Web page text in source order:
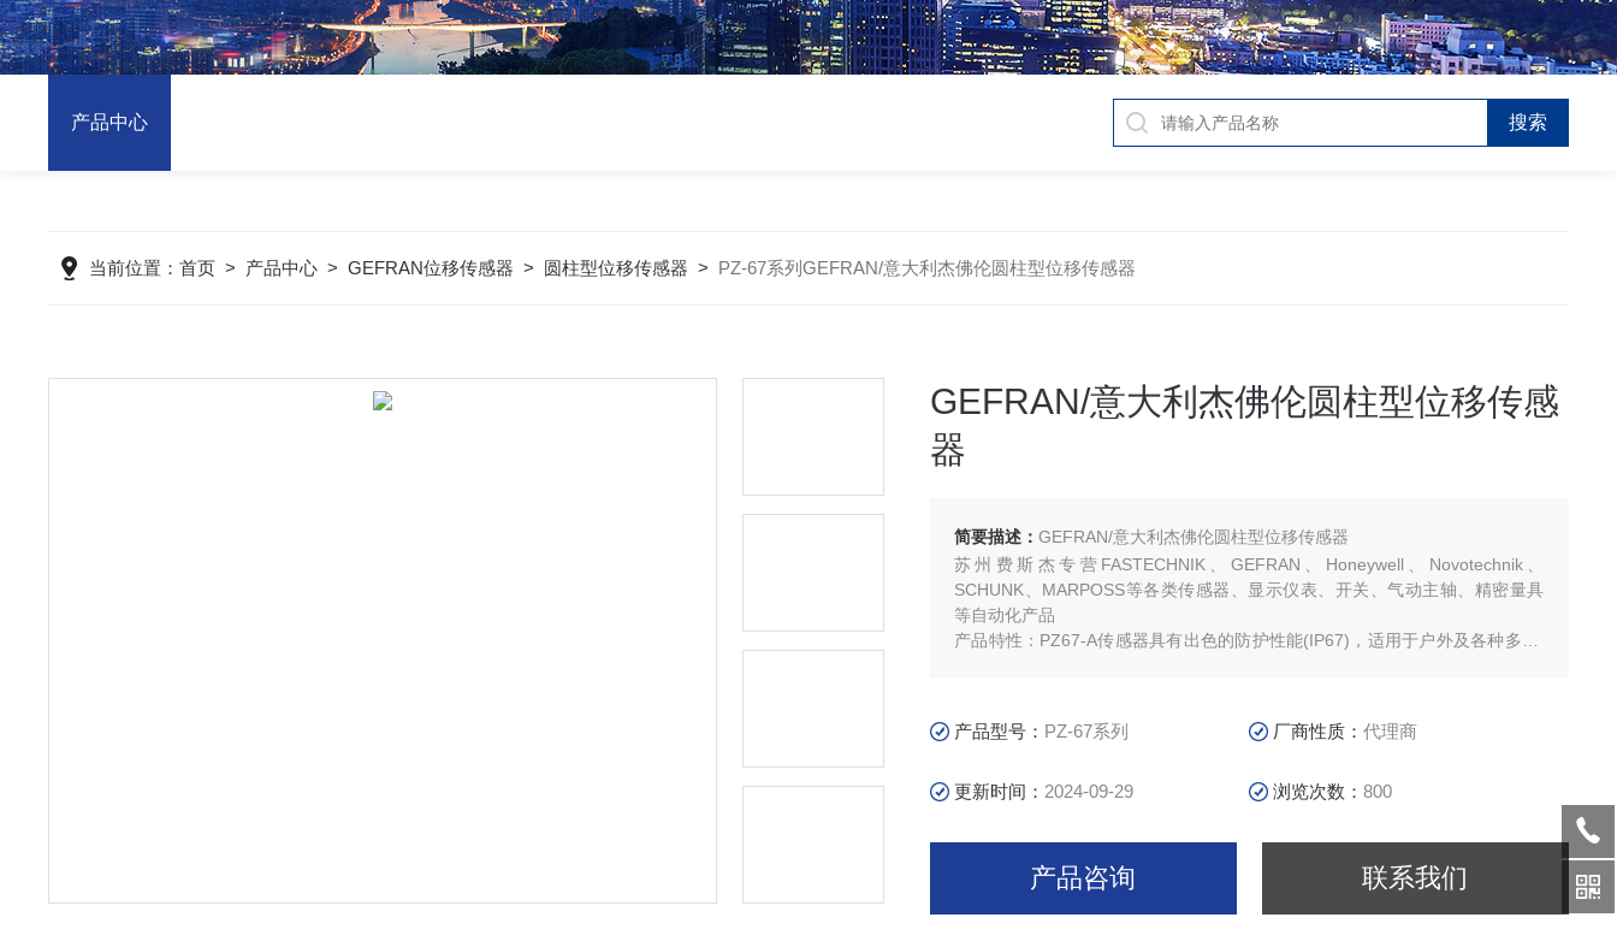
产品中心
当前位置：首页 > 产品中心 >GEFRAN位移传感器 > 圆柱型位移传感器 > PZ-67系列GEFRAN/意大利杰佛伦圆柱型位移传感器
GEFRAN/意大利杰佛伦圆柱型位移传感
器
简要描述：GEFRAN/意大利杰佛伦圆柱型位移传感器
苏州费斯杰专营FASTECHNIK、GEFRAN、Honeywell、Novotechnik、
SCHUNK、MARPOSS等各类传感器、显示仪表、开关、气动主轴、精密量具
等自动化产品
产品特性：PZ67-A传感器具有出色的防护性能(IP67)，适用于户外及各种多尘/
产品型号： PZ-67系列 厂商性质：代理商
更新时间： 2024-09-29 浏览次数：800
产品咨询 联系我们